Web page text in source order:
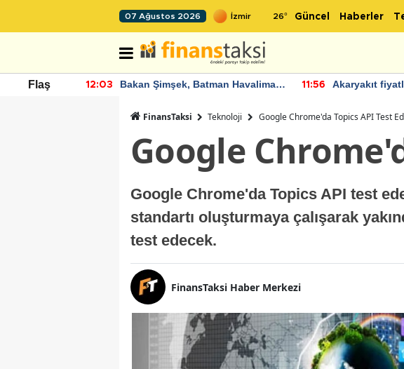
07 Ağustos 2026 26° Güncel Haberler
Flaş
artan
12:03
Bakan Şimşek, Batman Havalimanı
bulundu
11:56
Akaryakıt
FinansTaksi Teknoloji Google Chrome'da Topics API Test
Google
Google Chrome'da Topics API test
standartı oluşturmaya çalışarak
test edecek.
FinansTaksi Haber Merkezi